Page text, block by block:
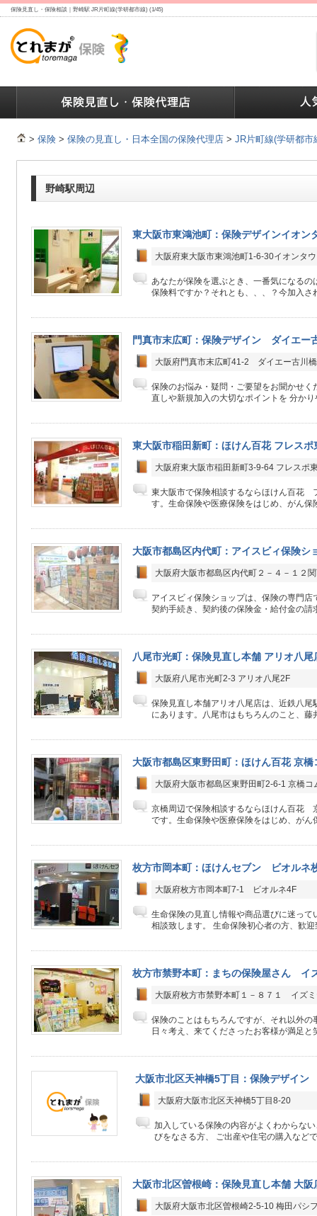
保険見直し・保険相談｜野崎駅 JR片町線(学研都市線) (1/45)
> 保険 > 保険の見直し・日本全国の保険代理店 > JR片町線(学研都市
野崎駅周辺
東大阪市東鴻池町：保険デザインイオン
大阪府東大阪市東鴻池町1-6-30イオンタ
あなたが保険を選ぶとき、一番気になるの
保険料ですか？それとも、、、？今加入さ
門真市末広町：保険デザイン ダイエー
大阪府門真市末広町41-2 ダイエー古川
保険のお悩み・疑問・ご要望をお聞かせく
直しや新規加入の大切なポイントを 分か
東大阪市稲田新町：ほけん百花 フレスポ
大阪府東大阪市稲田新町3-9-64 フレスポ
東大阪市で保険相談するならほけん百花
す。生命保険や医療保険をはじめ、がん保
大阪市都島区内代町：アイスビィ保険シ
大阪府大阪市都島区内代町２－４－１２
アイスビィ保険ショップは、保険の専門
契約手続き、契約後の保険金・給付金の請
八尾市光町：保険見直し本舗 アリオ八尾
大阪府八尾市光町2-3 アリオ八尾2F
保険見直し本舗アリオ八尾店は、近鉄八
にあります。八尾市はもちろんのこと、藤
大阪市都島区東野田町：ほけん百花 京
大阪府大阪市都島区東野田町2-6-1 京橋コ
京橋周辺で保険相談するならほけん百花
です。生命保険や医療保険をはじめ、がん
枚方市岡本町：ほけんセブン ビオルネ
大阪府枚方市岡本町7-1 ビオルネ4F
生命保険の見直し情報や商品選びに迷って
相談致します。 生命保険初心者の方、歓
枚方市禁野本町：まちの保険屋さん イ
大阪府枚方市禁野本町１－８７１ イズ
保険のことはもちろんですが、それ以外の
日々考え、来てくださったお客様が満足
大阪市北区天神橋5丁目：保険デザイ
大阪府大阪市北区天神橋5丁目8-20
加入している保険の内容がよくわからな
びをなさる方、 ご出産や住宅の購入など
大阪市北区曽根崎：保険見直し本舗 大阪
大阪府大阪市北区曽根崎2-5-10 梅田パシ